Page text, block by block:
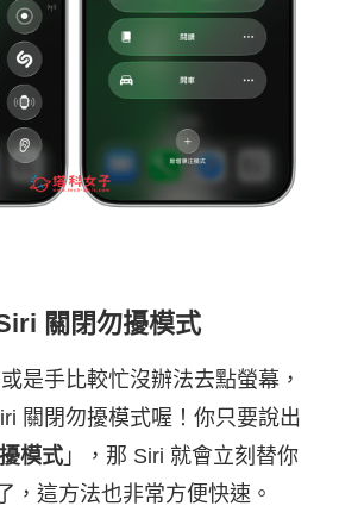
關閉勿擾模式
是手比較忙沒辦法去點螢幕，
關閉勿擾模式喔！你只要說出
模式 」，那 Siri 就會立刻替你
，這方法也非常方便快速。